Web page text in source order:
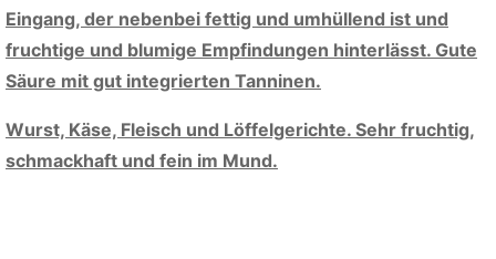
Eingang, der nebenbei fettig und umhüllend ist und
fruchtige und blumige Empfindungen hinterlässt. Gute
Säure mit gut integrierten Tanninen.
Wurst, Käse, Fleisch und Löffelgerichte. Sehr fruchtig,
schmackhaft und fein im Mund.